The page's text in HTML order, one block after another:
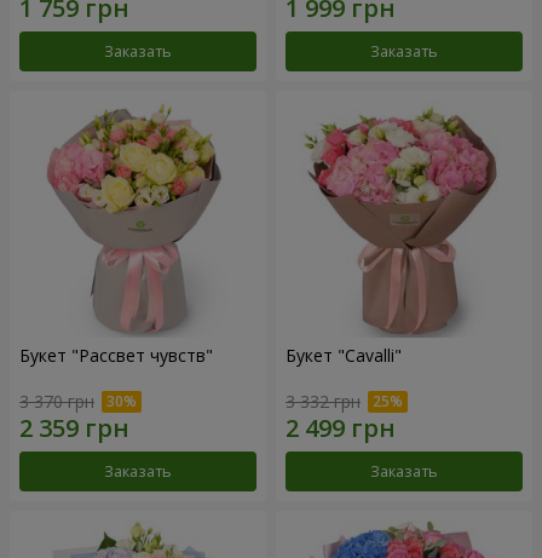
Заказать Заказать
Букет "Рассвет чувств"
3 370 грн
Заказать
Букет "Cаvalli"
3 332 грн
Заказать